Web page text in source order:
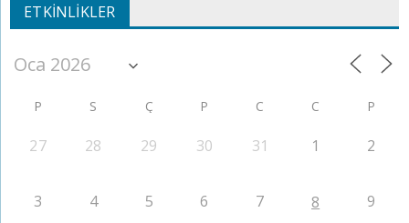
ETKINLIKLER
P S Ç P C C P
27 28 29 30 31 1 2
3 4 5 6 7 8 9